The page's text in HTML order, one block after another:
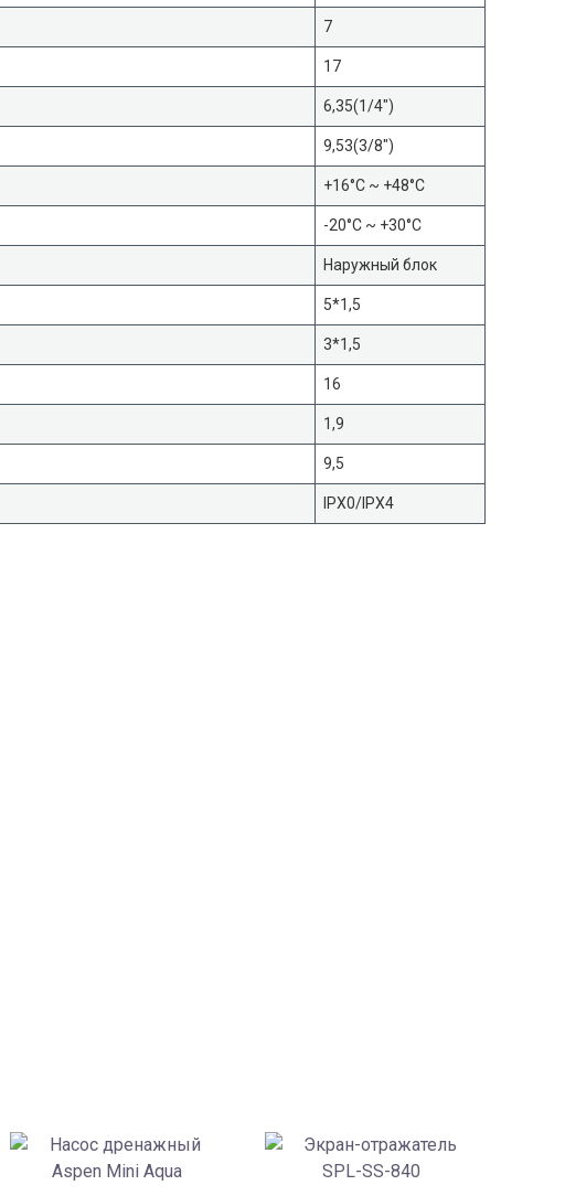
7
17
6,35(1/4″)
9,53(3/8″)
+16°С ~ +48°С
-20°С ~ +30°С
Наружный блок
5*1,5
3*1,5
16
1,9
9,5
IPX0/IPX4